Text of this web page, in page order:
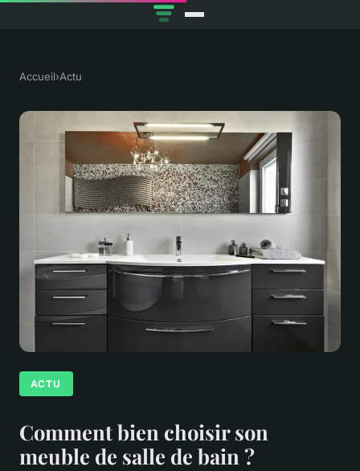
Accueil›Actu
ACTU
Comment bien choisir son
meuble de salle de bain ?